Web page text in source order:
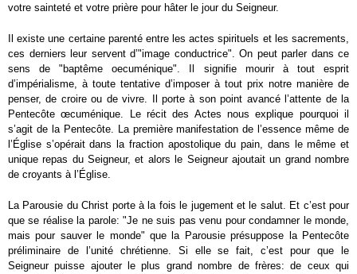
votre sainteté et votre prière pour hâter le jour du Seigneur.
Il existe une certaine parenté entre les actes spirituels et les sacrements,
ces derniers leur servent d’"image conductrice". On peut parler dans ce
sens de "baptême oecuménique". Il signifie mourir à tout esprit
d’impérialisme, à toute tentative d’imposer à tout prix notre manière de
penser, de croire ou de vivre. Il porte à son point avancé l’attente de la
Pentecôte œcuménique. Le récit des Actes nous explique pourquoi il
s’agit de la Pentecôte. La première manifestation de l’essence même de
l’Église s’opérait dans la fraction apostolique du pain, dans le même et
unique repas du Seigneur, et alors le Seigneur ajoutait un grand nombre
de croyants à l’Église.
La Parousie du Christ porte à la fois le jugement et le salut. Et c’est pour
que se réalise la parole: "Je ne suis pas venu pour condamner le monde,
mais pour sauver le monde" que la Parousie présuppose la Pentecôte
préliminaire de l’unité chrétienne. Si elle se fait, c’est pour que le
Seigneur puisse ajouter le plus grand nombre de frères: de ceux qui